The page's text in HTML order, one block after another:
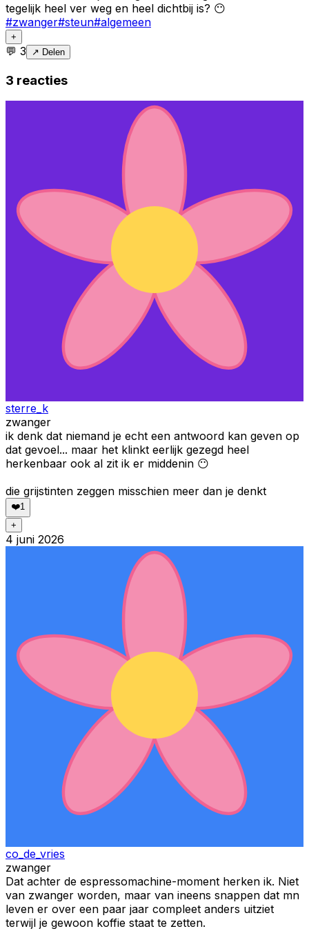
tegelijk heel ver weg en heel dichtbij is? 😶
#zwanger#steun#algemeen
+
💬 3 ↗ Delen
3 reacties
sterre_k
zwanger
ik denk dat niemand je echt een antwoord kan geven op
dat gevoel... maar het klinkt eerlijk gezegd heel
herkenbaar ook al zit ik er middenin 😶
die grijstinten zeggen misschien meer dan je denkt
❤️1
+
4 juni 2026
co_de_vries
zwanger
Dat achter de espressomachine-moment herken ik. Niet
van zwanger worden, maar van ineens snappen dat mn
leven er over een paar jaar compleet anders uitziet
terwijl je gewoon koffie staat te zetten.